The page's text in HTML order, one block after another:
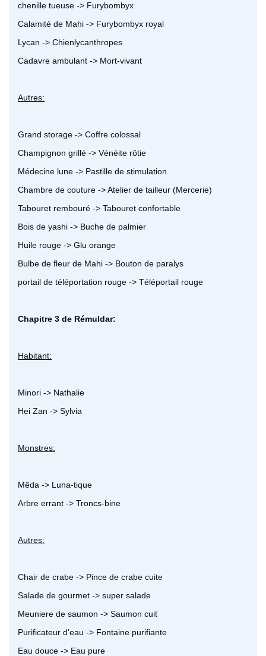
chenille tueuse -> Furybombyx
Calamité de Mahi -> Furybombyx royal
Lycan -> Chienlycanthropes
Cadavre ambulant -> Mort-vivant
Autres:
Grand storage -> Coffre colossal
Champignon grillé -> Vénéite rôtie
Médecine lune -> Pastille de stimulation
Chambre de couture -> Atelier de tailleur (Mercerie)
Tabouret rembouré -> Tabouret confortable
Bois de yashi -> Buche de palmier
Huile rouge -> Glu orange
Bulbe de fleur de Mahi -> Bouton de paralys
portail de téléportation rouge -> Téléportail rouge
Chapitre 3 de Rémuldar:
Habitant:
Minori -> Nathalie
Hei Zan -> Sylvia
Monstres:
Mêda -> Luna-tique
Arbre errant -> Troncs-bine
Autres:
Chair de crabe -> Pince de crabe cuite
Salade de gourmet -> super salade
Meuniere de saumon -> Saumon cuit
Purificateur d'eau -> Fontaine purifiante
Eau douce -> Eau pure